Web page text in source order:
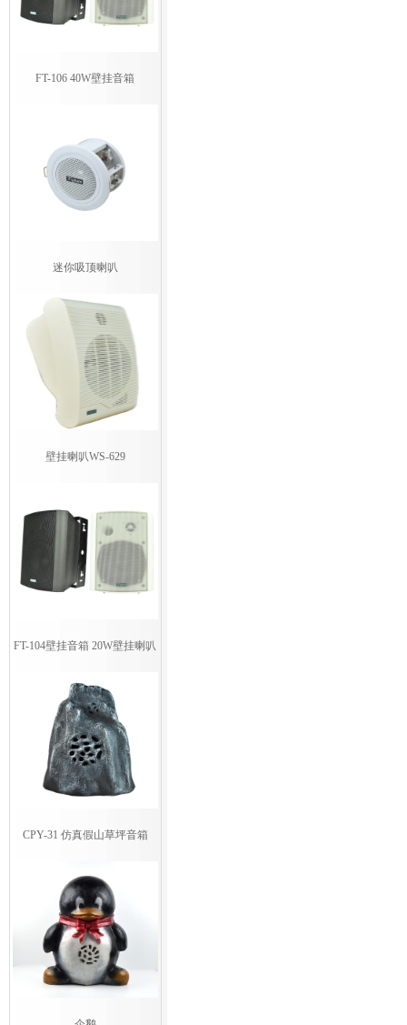
FT-106 40W壁挂音箱
迷你吸顶喇叭
壁挂喇叭WS-629
FT-104壁挂音箱 20W壁挂喇叭
CPY-31 仿真假山草坪音箱